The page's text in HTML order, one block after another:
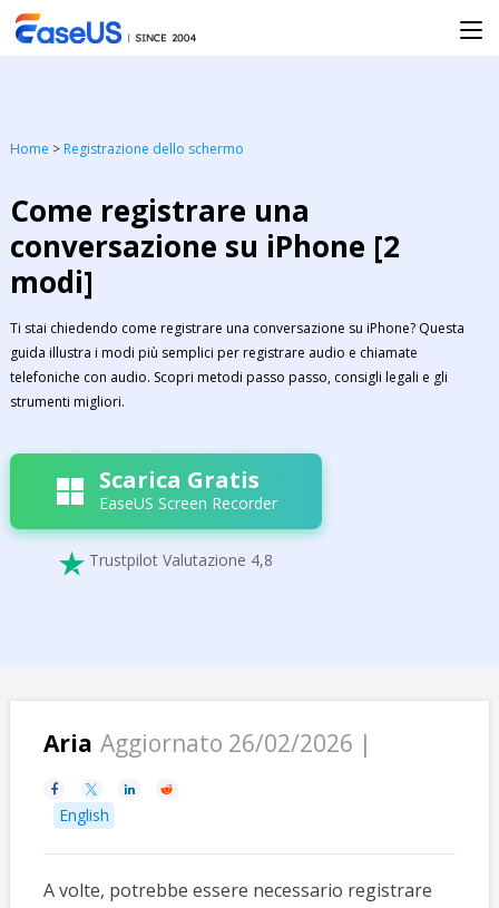
Home > Registrazione dello schermo
Come registrare una
conversazione su iPhone [2
modi]
Ti stai chiedendo come registrare una conversazione su iPhone? Questa
guida illustra i modi più semplici per registrare audio e chiamate
telefoniche con audio. Scopri metodi passo passo, consigli legali e gli
strumenti migliori.
Scarica Gratis
EaseUS Screen Recorder
 Trustpilot Valutazione 4,8
Aria Aggiornato 26/02/2026 |
   
English
A volte, potrebbe essere necessario registrare